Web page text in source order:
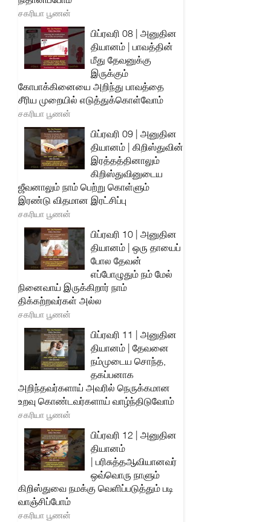
சகரியா பூணன்
பிப்ரவரி 08 | அனுதின
தியானம் | பாவத்தின்
மீது தேவனுக்கு
இருக்கும்
கோபாக்கினையை அறிந்து பாவத்தை
சீரிய முறையில் எடுத்துக்கொள்வோம்
சகரியா பூணன்
பிப்ரவரி 09 | அனுதின
தியானம் | கிறிஸ்துவின்
இரத்தத்தினாலும்
கிறிஸ்துவினுடைய
ஜீவனாலும் நாம் பெற்று கொள்ளும்
இரண்டு விதமான இரட்சிப்பு
சகரியா பூணன்
பிப்ரவரி 10 | அனுதின
தியானம் | ஒரு தாயைப்
போல தேவன்
எப்போழுதும் நம் மேல்
நினைவாய் இருக்கிறார் நாம்
திக்கற்றவர்கள் அல்ல
சகரியா பூணன்
பிப்ரவரி 11 | அனுதின
தியானம் | தேவனை
நம்முடைய சொந்த,
தகப்பனாக
அறிந்தவர்களாய் அவரில் நெருக்கமான
உறவு கொண்டவர்களாய் வாழ்ந்திடுவோம்
சகரியா பூணன்
பிப்ரவரி 12 | அனுதின
தியானம்
| பரிசுத்தஆவியானவர்
ஒவ்வொரு நாளும்
கிறிஸ்துவை நமக்கு வெளிப்படுத்தும் படி
வாஞ்சிப்போம்
சகரியா பூணன்